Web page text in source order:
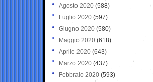
Agosto 2020 (588)
Luglio 2020 (597)
Giugno 2020 (580)
Maggio 2020 (618)
Aprile 2020 (643)
Marzo 2020 (437)
Febbraio 2020 (593)